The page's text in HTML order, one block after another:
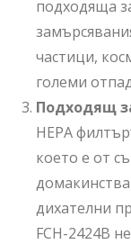
подходяща
частици,
големи
Подходящ
HEPA
което е от
дихателни
FCH-2424B